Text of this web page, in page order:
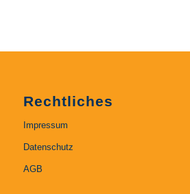
Rechtliches
Impressum
Datenschutz
AGB